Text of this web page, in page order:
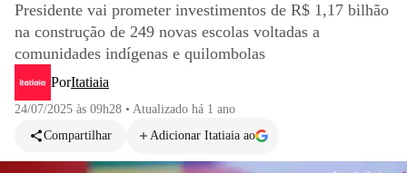
Presidente vai prometer investimentos de R$ 1,17 bilhão
na construção de 249 novas escolas voltadas a
comunidades indígenas e quilombolas
PorItatiaia
24/07/2025 às 09h28 • Atualizado há 1 ano
Compartilhar
Adicionar Itatiaia ao